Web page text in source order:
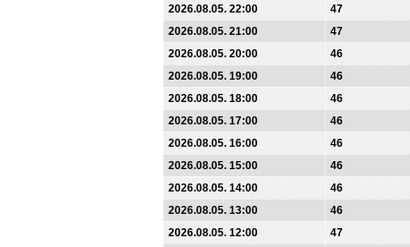
2026.08.05. 22:00
47
2026.08.05. 21:00
47
2026.08.05. 20:00
46
2026.08.05. 19:00
46
2026.08.05. 18:00
46
2026.08.05. 17:00
46
2026.08.05. 16:00
46
2026.08.05. 15:00
46
2026.08.05. 14:00
46
2026.08.05. 13:00
46
2026.08.05. 12:00
47